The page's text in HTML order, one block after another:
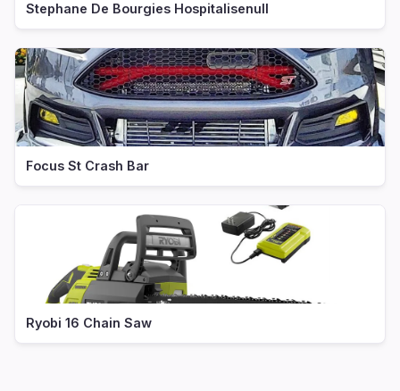
Stephane De Bourgies Hospitalisenull
Focus St Crash Bar
Ryobi 16 Chain Saw